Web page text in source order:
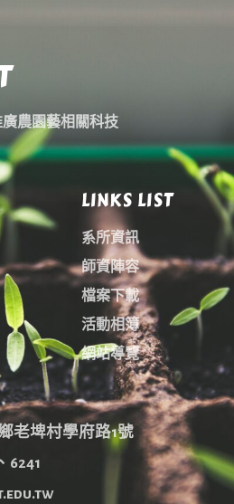
老埤村學府路1號
6241
LINKS LIST
系所資訊
師資陣容
檔案下載
活動相簿
網站導覽
農園藝相關科技